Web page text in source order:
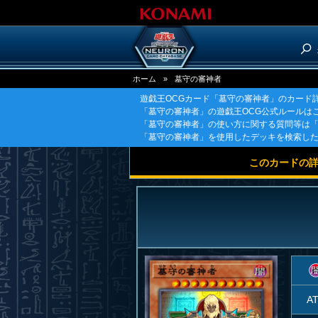
ホーム » 墓守の審神者
遊戯王OCGカード「墓守の審神者」のカード
「墓守の審神者」の遊戯王OCG公式ルール
「墓守の審神者」の使い方に関する質問等は「
「墓守の審神者」を使用したデッキを検索し
このカードの